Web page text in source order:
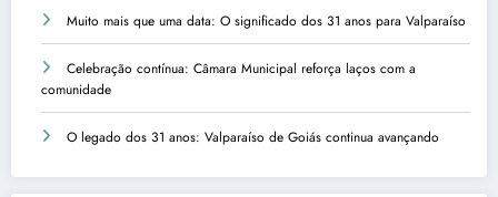
Muito mais que uma data: O significado dos 31 anos para Valparaíso
Celebração contínua: Câmara Municipal reforça laços com a
comunidade
O legado dos 31 anos: Valparaíso de Goiás continua avançando